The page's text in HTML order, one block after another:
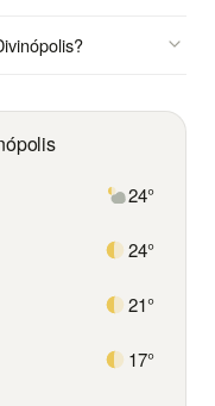
24°
24°
21°
17°